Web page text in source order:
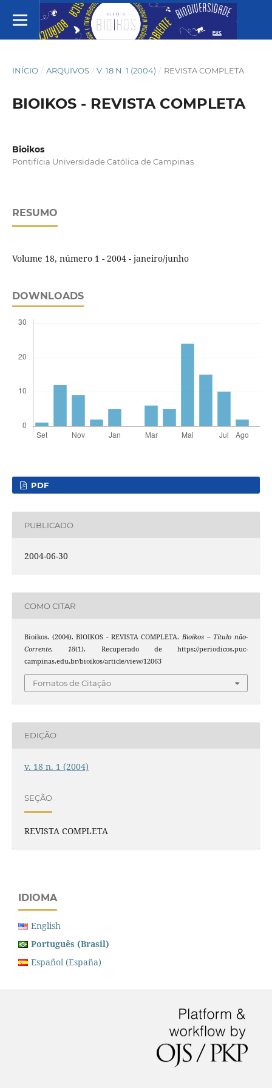
INÍCIO / ARQUIVOS / V. 18 N. 1 (2004) / REVISTA COMPLETA
BIOIKOS - REVISTA COMPLETA
Bioikos
Pontifícia Universidade Católica de Campinas
RESUMO
Volume 18, número 1 - 2004 - janeiro/junho
DOWNLOADS
PDF
PUBLICADO
2004-06-30
COMO CITAR
Bioikos. (2004). BIOIKOS - REVISTA COMPLETA.Bioikos – Título não-
Corrente,18(1). Recuperado de https://periodicos.puc-
campinas.edu.br/bioikos/article/view/12063
Fomatos de Citação
EDIÇÃO
v. 18 n. 1 (2004)
SEÇÃO
REVISTA COMPLETA
IDIOMA
English
Português (Brasil)
Español (España)